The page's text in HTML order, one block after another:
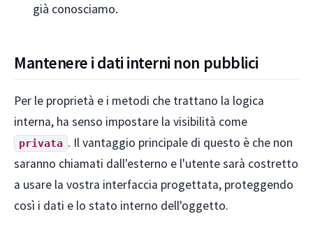
già conosciamo.
Mantenere i dati interni non pubblici
Per le proprietà e i metodi che trattano la logica
interna, ha senso impostare la visibilità come
privata . Il vantaggio principale di questo è che non
saranno chiamati dall'esterno e l'utente sarà costretto
a usare la vostra interfaccia progettata, proteggendo
così i dati e lo stato interno dell'oggetto.